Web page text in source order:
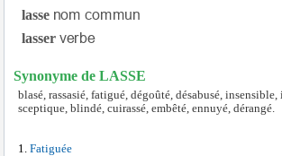
lasse
lasser
Synonyme de LASSE
blasé, rassasié, fatigué, dégoûté, désabusé,
sceptique, blindé, cuirassé, embêté, ennuyé, dérangé.
Fatiguée